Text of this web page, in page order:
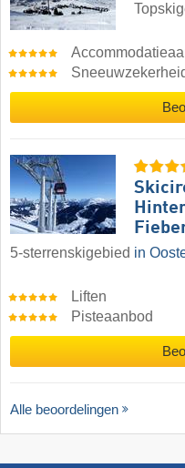
5-sterrenskigebied in
Liften
Pisteaanbod
Alle beoordelingen